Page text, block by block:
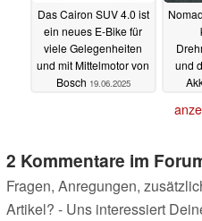
Das Cairon SUV 4.0 ist
ein neues E-Bike für
viele Gelegenheiten
und mit Mittelmotor von
Bosch 19.06.2025
und
2 Kommentare im
Fragen, Anregungen,
Artikel? - Uns interessiert